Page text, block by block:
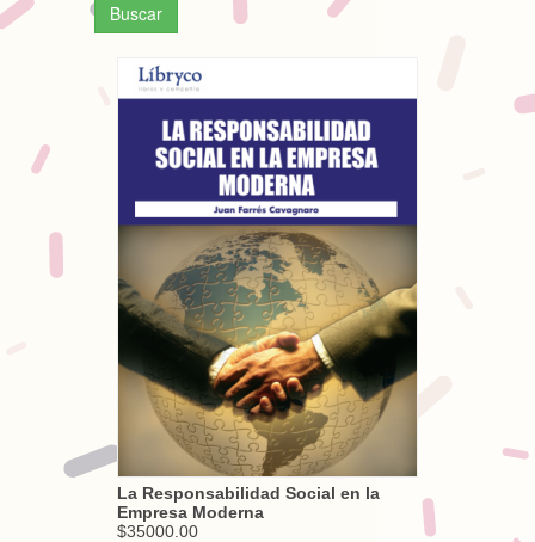
Buscar
La Responsabilidad Social en la
Empresa Moderna
$35000.00